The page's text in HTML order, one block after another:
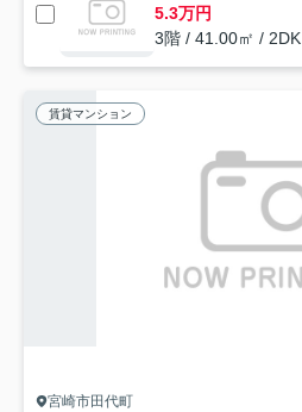
5.3万円
3階 / 41.00㎡ / 2DK
賃貸マンション
宮崎市田代町